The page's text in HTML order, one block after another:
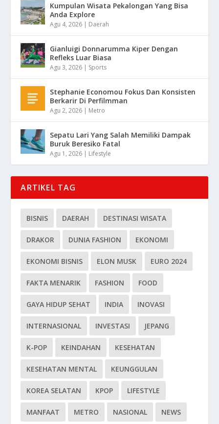
Kumpulan Wisata Pekalongan Yang Bisa
Anda Explore
Agu 4, 2026 | Daerah
Gianluigi Donnarumma Kiper Dengan
Refleks Luar Biasa
Agu 3, 2026 | Sports
Stephanie Economou Fokus Dan Konsisten
Berkarir Di Perfilmman
Agu 2, 2026 | Metro
Sepatu Lari Yang Salah Memiliki Dampak
Buruk Beresiko Fatal
Agu 1, 2026 | Lifestyle
ARTIKEL TAG
BISNIS DAERAH DESTINASI WISATA
DRAKOR DUNIA FASHION EKONOMI
EKONOMI BISNIS ELON MUSK EURO 2024
FAKTA MENARIK FASHION FOOD
GAYA HIDUP SEHAT INDIA INOVASI
INTERNASIONAL INVESTASI JEPANG
K-POP KEINDAHAN KESEHATAN
KESEHATAN MENTAL KEUNGGULAN
KOREA SELATAN KPOP LIFESTYLE
MANFAAT METRO NASIONAL NEWS